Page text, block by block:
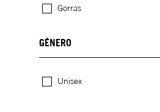
Gorras
GÉNERO
Unisex